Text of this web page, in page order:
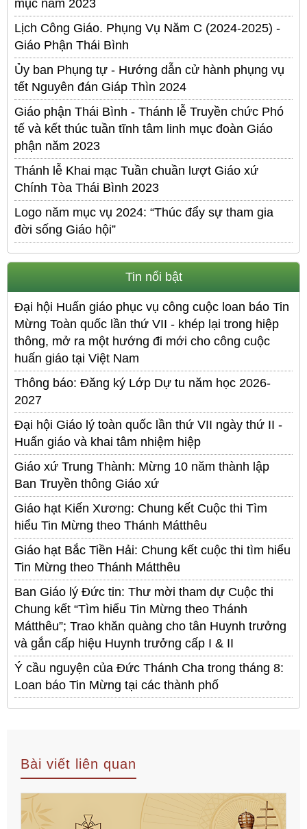
mục năm 2023
Lịch Công Giáo. Phụng Vụ Năm C (2024-2025) -
Giáo Phận Thái Bình
Ủy ban Phụng tự - Hướng dẫn cử hành phụng vụ
tết Nguyên đán Giáp Thìn 2024
Giáo phận Thái Bình - Thánh lễ Truyền chức Phó
tế và kết thúc tuần tĩnh tâm linh mục đoàn Giáo
phận năm 2023
Thánh lễ Khai mạc Tuần chuần lượt Giáo xứ
Chính Tòa Thái Bình 2023
Logo năm mục vụ 2024: “Thúc đẩy sự tham gia
đời sống Giáo hội”
Tin nổi bật
Đại hội Huấn giáo phục vụ công cuộc loan báo Tin
Mừng Toàn quốc lần thứ VII - khép lại trong hiệp
thông, mở ra một hướng đi mới cho công cuộc
huấn giáo tại Việt Nam
Thông báo: Đăng ký Lớp Dự tu năm học 2026-
2027
Đại hội Giáo lý toàn quốc lần thứ VII ngày thứ II -
Huấn giáo và khai tâm nhiệm hiệp
Giáo xứ Trung Thành: Mừng 10 năm thành lập
Ban Truyền thông Giáo xứ
Giáo hạt Kiến Xương: Chung kết Cuộc thi Tìm
hiểu Tin Mừng theo Thánh Mátthêu
Giáo hạt Bắc Tiền Hải: Chung kết cuộc thi tìm hiểu
Tin Mừng theo Thánh Mátthêu
Ban Giáo lý Đức tin: Thư mời tham dự Cuộc thi
Chung kết “Tìm hiểu Tin Mừng theo Thánh
Mátthêu”; Trao khăn quàng cho tân Huynh trưởng
và gắn cấp hiệu Huynh trưởng cấp I & II
Ý cầu nguyện của Đức Thánh Cha trong tháng 8:
Loan báo Tin Mừng tại các thành phố
Bài viết liên quan